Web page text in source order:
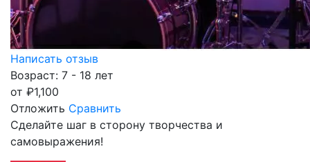
Написать отзыв
Возраст: 7 - 18 лет
от ₽1,100
Отложить Сравнить
Сделайте шаг в сторону творчества и
самовыражения!